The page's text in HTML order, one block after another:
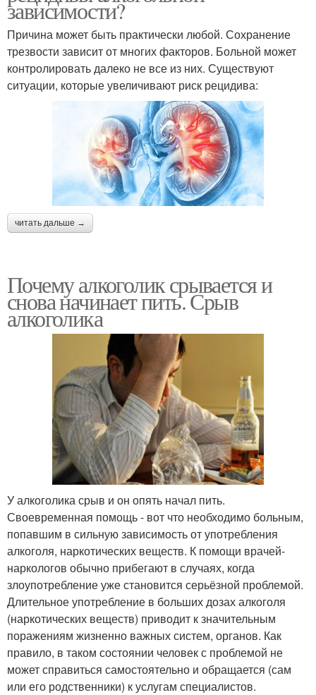
зависимости?
Причина может быть практически любой. Сохранение
трезвости зависит от многих факторов. Больной может
контролировать далеко не все из них. Существуют
ситуации, которые увеличивают риск рецидива:
читать дальше →
Почему алкоголик срывается и
снова начинает пить. Срыв
алкоголика
У алкоголика срыв и он опять начал пить.
Своевременная помощь - вот что необходимо больным,
попавшим в сильную зависимость от употребления
алкоголя, наркотических веществ. К помощи врачей-
наркологов обычно прибегают в случаях, когда
злоупотребление уже становится серьёзной проблемой.
Длительное употребление в больших дозах алкоголя
(наркотических веществ) приводит к значительным
поражениям жизненно важных систем, органов. Как
правило, в таком состоянии человек с проблемой не
может справиться самостоятельно и обращается (сам
или его родственники) к услугам специалистов.